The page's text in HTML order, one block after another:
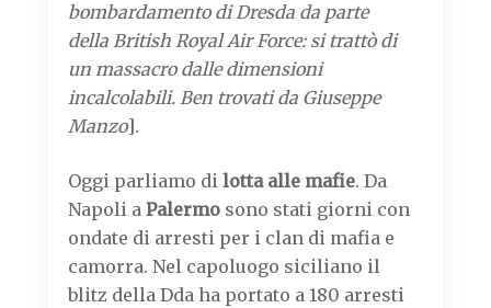
bombardamento di Dresda da parte
della British Royal Air Force: si trattò di
un massacro dalle dimensioni
incalcolabili. Ben trovati da Giuseppe
Manzo].
Oggi parliamo di lotta alle mafie. Da
Napoli a Palermo sono stati giorni con
ondate di arresti per i clan di mafia e
camorra. Nel capoluogo siciliano il
blitz della Dda ha portato a 180 arresti